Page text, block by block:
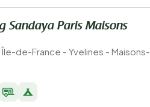
Sandaya Paris Maisons
Île-de-France - Yvelines - Maisons-